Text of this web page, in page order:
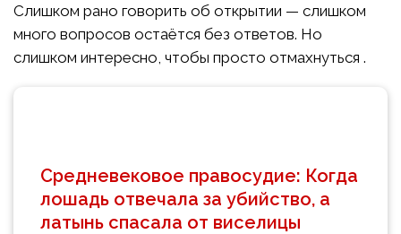
Слишком рано говорить об открытии — слишком
много вопросов остаётся без ответов. Но
слишком интересно, чтобы просто отмахнуться .
Средневековое правосудие: Когда
лошадь отвечала за убийство, а
латынь спасала от виселицы